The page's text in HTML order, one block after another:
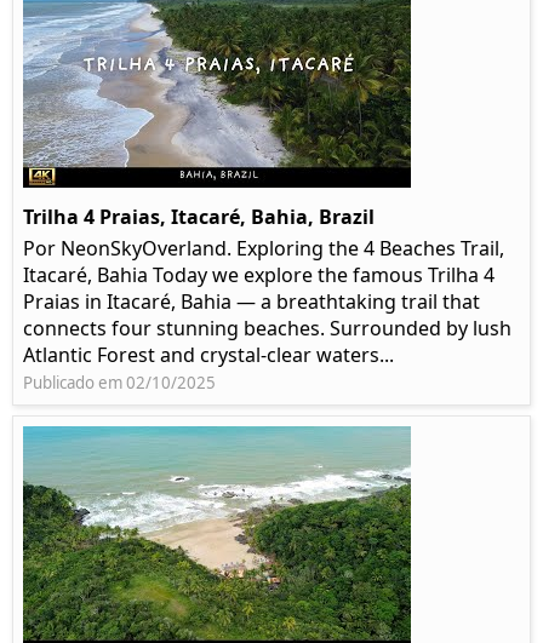
Trilha 4 Praias, Itacaré, Bahia, Brazil
Por NeonSkyOverland. Exploring the 4 Beaches Trail,
Itacaré, Bahia Today we explore the famous Trilha 4
Praias in Itacaré, Bahia — a breathtaking trail that
connects four stunning beaches. Surrounded by lush
Atlantic Forest and crystal-clear waters...
Publicado em 02/10/2025